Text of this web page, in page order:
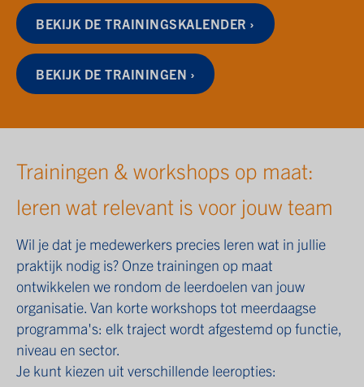
BEKIJK DE TRAININGSKALENDER ›
BEKIJK DE TRAININGEN ›
Trainingen & workshops op maat:
leren wat relevant is voor jouw team
Wil je dat je medewerkers precies leren wat in jullie
praktijk nodig is? Onze trainingen op maat
ontwikkelen we rondom de leerdoelen van jouw
organisatie. Van korte workshops tot meerdaagse
programma's: elk traject wordt afgestemd op functie,
niveau en sector.
Je kunt kiezen uit verschillende leeropties: